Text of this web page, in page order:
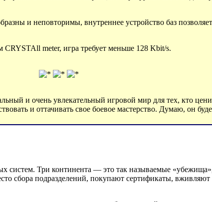
и неповторимы, внутреннее устройство баз
meter, игра требует меньше 128 Kbit/s.
и очень увлекательный игровой мир для тех, кто
и оттачивать свое боевое мастерство. Думаю, он
систем. Три континента — это так называемые
сбора подразделений, покупают сертификаты,